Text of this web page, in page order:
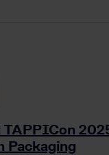
Packaging